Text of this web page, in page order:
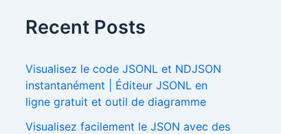
Recent Posts
Visualisez le code JSONL et NDJSON
instantanément | Éditeur JSONL en
ligne gratuit et outil de diagramme
Visualisez facilement le JSON avec des